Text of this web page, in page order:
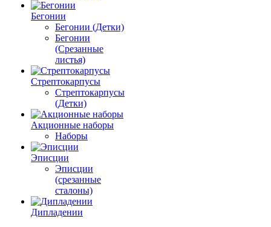
Бегонии
Бегонии (Детки)
Бегонии
(Срезанные
листья)
Стрептокарпусы
Стрептокарпусы
(Детки)
Акционные наборы
Наборы
Эписции
Эписции
(срезанные
сталоны)
Дипладении